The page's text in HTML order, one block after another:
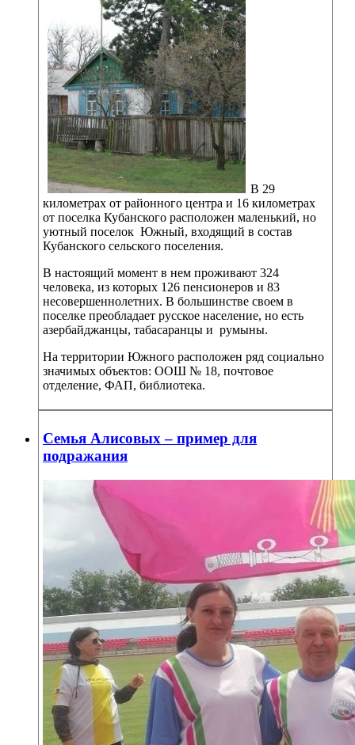
В 29
километрах от районного центра и 16 километрах
от поселка Кубанского расположен маленький, но
уютный поселок Южный, входящий в состав
Кубанского сельского поселения.
В настоящий момент в нем проживают 324
человека, из которых 126 пенсионеров и 83
несовершеннолетних. В большинстве своем в
поселке преобладает русское население, но есть
азербайджанцы, табасаранцы и румыны.
На территории Южного расположен ряд социально
значимых объектов: ООШ № 18, почтовое
отделение, ФАП, библиотека.
Семья Алисовых – пример для
подражания